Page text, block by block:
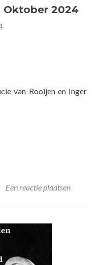
Oktober 2024
van Rooijen en Inger
Een reactie plaatsen